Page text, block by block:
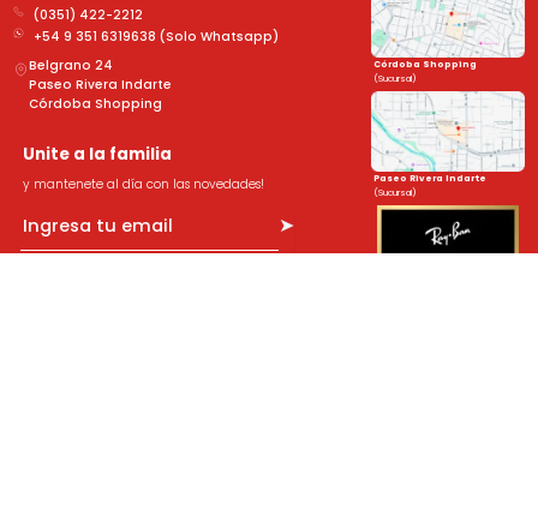
(0351) 422-2212
+54 9 351 6319638 (Solo Whatsapp)
Belgrano 24
Paseo Rivera Indarte
Córdoba Shopping
Unite a la familia
y mantenete al día con las novedades!
➤
Córdoba Shopping
(Sucursal)
Paseo Rivera Indarte
(Sucursal)